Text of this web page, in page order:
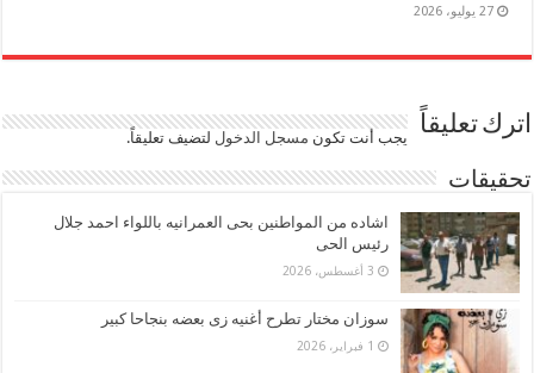
27 يوليو، 2026
اترك تعليقاً يجب أنت تكون مسجل الدخول لتضيف تعليقاً.
تحقيقات
اشاده من المواطنين بحى العمرانيه باللواء احمد جلال
رئيس الحى
3 أغسطس، 2026
سوزان مختار تطرح أغنيه زى بعضه بنجاحا كبير
1 فبراير، 2026